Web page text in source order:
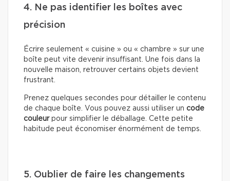
4. Ne pas identifier les boîtes avec
précision
Écrire seulement « cuisine » ou « chambre » sur une
boîte peut vite devenir insuffisant. Une fois dans la
nouvelle maison, retrouver certains objets devient
frustrant.
Prenez quelques secondes pour détailler le contenu
de chaque boîte. Vous pouvez aussi utiliser un code
couleurpour simplifier le déballage. Cette petite
habitude peut économiser énormément de temps.
5. Oublier de faire les changements